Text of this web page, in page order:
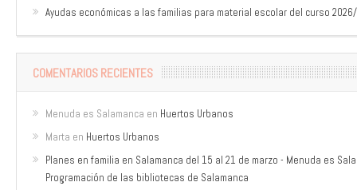
Ayudas económicas a las familias para material escolar del curso
COMENTARIOS RECIENTES
Menuda es Salamanca en Huertos Urbanos
Marta en Huertos Urbanos
Planes en familia en Salamanca del 15 al 21 de marzo - Menuda es
Programación de las bibliotecas de Salamanca